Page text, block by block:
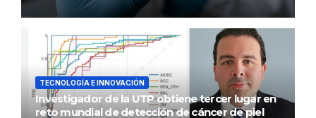
TECNOLOGÍA E INNOVACIÓN
Investigador de la UTP obtiene tercer lugar en
reto mundial de detección de cáncer de piel